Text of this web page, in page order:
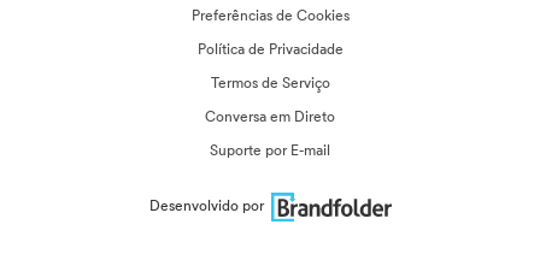
Preferências de Cookies
Política de Privacidade
Termos de Serviço
Conversa em Direto
Suporte por E-mail
Desenvolvido por